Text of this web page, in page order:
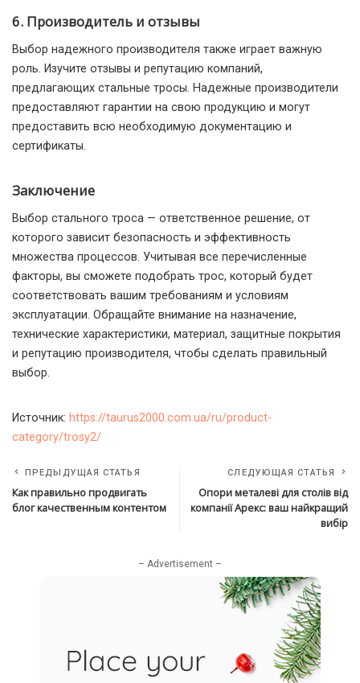
6. Производитель и отзывы
Выбор надежного производителя также играет важную
роль. Изучите отзывы и репутацию компаний,
предлагающих стальные тросы. Надежные производители
предоставляют гарантии на свою продукцию и могут
предоставить всю необходимую документацию и
сертификаты.
Заключение
Выбор стального троса — ответственное решение, от
которого зависит безопасность и эффективность
множества процессов. Учитывая все перечисленные
факторы, вы сможете подобрать трос, который будет
соответствовать вашим требованиям и условиям
эксплуатации. Обращайте внимание на назначение,
технические характеристики, материал, защитные покрытия
и репутацию производителя, чтобы сделать правильный
выбор.
Источник: https://taurus2000.com.ua/ru/product-
category/trosy2/
ПРЕДЫДУЩАЯ СТАТЬЯ
Как правильно продвигать
блог качественным контентом
СЛЕДУЮЩАЯ СТАТЬЯ
Опори металеві для столів від
компанії Арекс: ваш найкращий
вибір
– Advertisement –